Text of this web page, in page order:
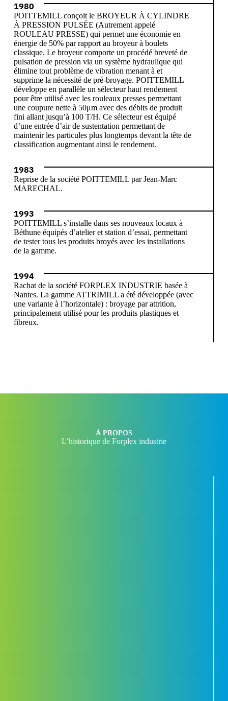
1980
POITTEMILL conçoit le BROYEUR À CYLINDRE
À PRESSION PULSÉE (Autrement appelé
ROULEAU PRESSE) qui permet une économie en
énergie de 50% par rapport au broyeur à boulets
classique. Le broyeur comporte un procédé breveté de
pulsation de pression via un système hydraulique qui
élimine tout problème de vibration menant à et
supprime la nécessité de pré-broyage. POITTEMILL
développe en parallèle un sélecteur haut rendement
pour être utilisé avec les rouleaux presses permettant
une coupure nette à 50μm avec des débits de produit
fini allant jusqu’à 100 T/H. Ce sélecteur est équipé
d’une entrée d’air de sustentation permettant de
maintenir les particules plus longtemps devant la tête de
classification augmentant ainsi le rendement.
1983
Reprise de la société POITTEMILL par Jean-Marc
MARECHAL.
1993
POITTEMILL s’installe dans ses nouveaux locaux à
Béthune équipés d’atelier et station d’essai, permettant
de tester tous les produits broyés avec les installations
de la gamme.
1994
Rachat de la société FORPLEX INDUSTRIE basée à
Nantes. La gamme ATTRIMILL a été développée (avec
une variante à l’horizontale) : broyage par attrition,
principalement utilisé pour les produits plastiques et
fibreux.
À PROPOS
L’historique de Forplex industrie